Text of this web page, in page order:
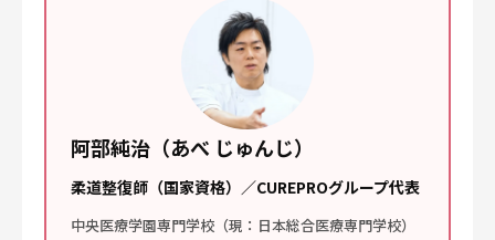
阿部純治（あべ じゅんじ）
柔道整復師（国家資格）／CUREPROグループ代表
中央医療学園専門学校（現：日本総合医療専門学校）